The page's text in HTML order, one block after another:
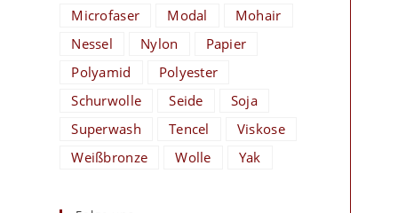
Microfaser
Modal
Mohair
Nessel
Nylon
Papier
Polyamid
Polyester
Schurwolle
Seide
Soja
Superwash
Tencel
Viskose
Weißbronze
Wolle Yak